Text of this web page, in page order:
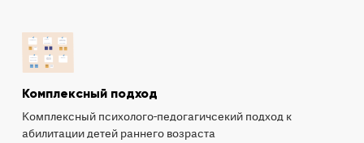
Комплексный подход
Комплексный психолого-педогагичсекий подход к
абилитации детей раннего возраста